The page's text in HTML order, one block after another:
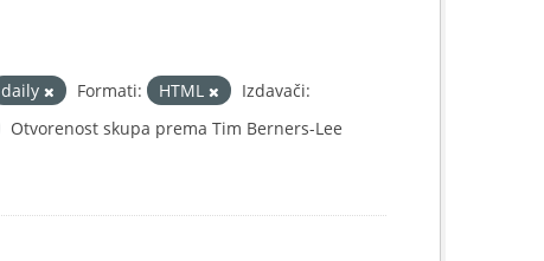
daily Formati: HTML
Izdavači:
Otvorenost skupa prema Tim Berners-Lee